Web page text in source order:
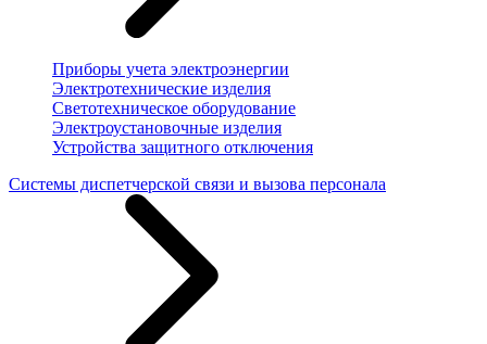
Приборы учета электроэнергии
Электротехнические изделия
Светотехническое оборудование
Электроустановочные изделия
Устройства защитного отключения
Системы диспетчерской связи и вызова персонала